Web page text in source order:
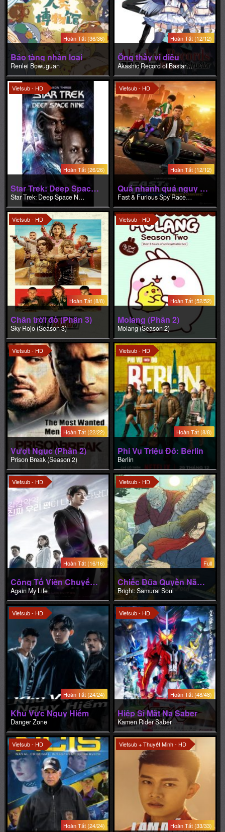
Hoàn Tất (36/36)
Bảo tàng nhân loại
Renlei Bowuguan
Hoàn Tất (12/12)
Ông thầy vi diệu
Akashic Record of Bastard Magic Instructor
Vietsub - HD
Hoàn Tất (26/26)
Star Trek: Deep Space Nine (Phần 3)
Star Trek: Deep Space Nine (Season 3)
Vietsub - HD
Hoàn Tất (12/12)
Quá nhanh quá nguy hiểm: Điệp viên tốc độ (Phần 6)
Fast & Furious Spy Racers (Season 6)
Vietsub - HD
Hoàn Tất (8/8)
Chân trời đỏ (Phần 3)
Sky Rojo (Season 3)
Vietsub - HD
Hoàn Tất (52/52)
Molang (Phần 2)
Molang (Season 2)
Vietsub - HD
Hoàn Tất (22/22)
Vượt Ngục (Phần 2)
Prison Break (Season 2)
Vietsub - HD
Hoàn Tất (8/8)
Phi Vụ Triệu Đô: Berlin
Berlin
Vietsub - HD
Hoàn Tất (16/16)
Công Tố Viên Chuyển Sinh
Again My Life
Vietsub - HD
Full
Chiếc Đũa Quyền Năng: Linh Hồn Samurai
Bright: Samurai Soul
Vietsub - HD
Hoàn Tất (24/24)
Khu Vực Nguy Hiểm
Danger Zone
Vietsub - HD
Hoàn Tất (48/48)
Hiệp Sĩ Mặt Nạ Saber
Kamen Rider Saber
Vietsub - HD
Hoàn Tất (24/24)
Vietsub + Thuyết Minh - HD
Hoàn Tất (33/33)